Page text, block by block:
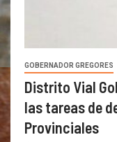
GOBERNADOR GREGORES
Distrito Vial
las tareas de
Provinciales